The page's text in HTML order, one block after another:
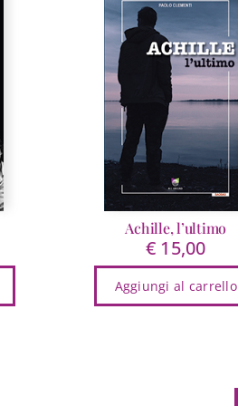
Achille, l’ultimo
€ 15,00
Aggiungi al carrello